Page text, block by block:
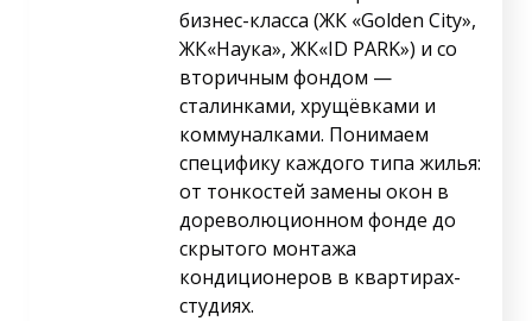
бизнес-класса (ЖК «Golden City»,
ЖК«Наука», ЖК«ID PARK») и со
вторичным фондом —
сталинками, хрущёвками и
коммуналками. Понимаем
специфику каждого типа жилья:
от тонкостей замены окон в
дореволюционном фонде до
скрытого монтажа
кондиционеров в квартирах-
студиях.